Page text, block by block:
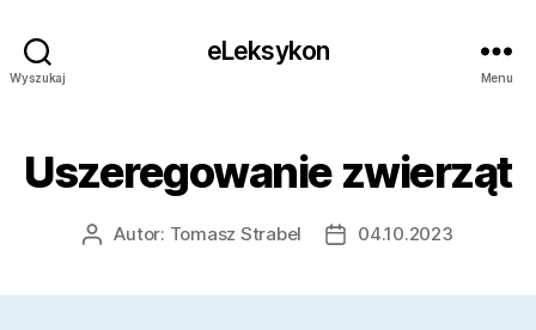
Wyszukaj
eLeksykon
Menu
Uszeregowanie zwierząt
AutorAutor: Tomasz Strabel
Data04.10.2023